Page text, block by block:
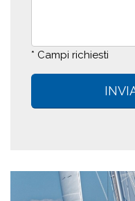
* Campi richiesti